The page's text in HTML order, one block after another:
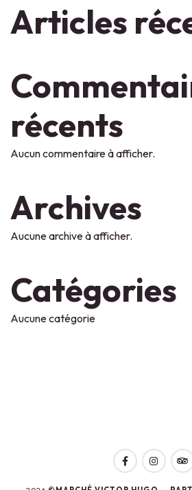
Articles
récents
Aucun commentaire à afficher.
Archives
Aucune archive à afficher.
Catégories
Aucune catégorie